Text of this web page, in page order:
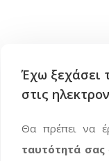
Έχω ξεχάσει
στις
Θα πρέπει να
ταυτότητά σας